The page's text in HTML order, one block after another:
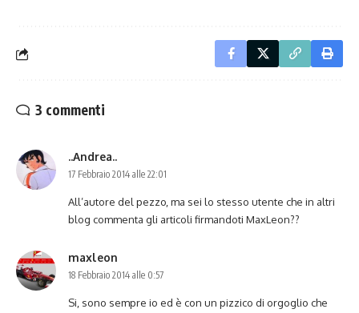
3 commenti
..Andrea..
17 Febbraio 2014 alle 22:01
All’autore del pezzo, ma sei lo stesso utente che in altri
blog commenta gli articoli firmandoti MaxLeon??
maxleon
18 Febbraio 2014 alle 0:57
Si, sono sempre io ed è con un pizzico di orgoglio che